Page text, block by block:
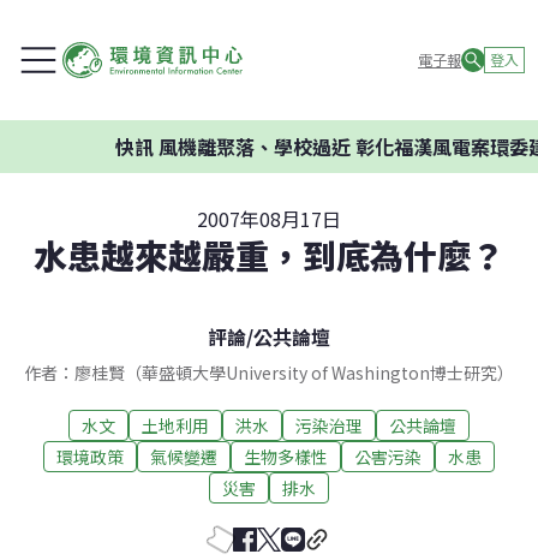
電子報 登入
風機離聚落、學校過近 彰化福漢風電案環委建議
2007年08月17日
水患越來越嚴重，到底為什麼？
評論/公共論壇
作者：廖桂賢（華盛頓大學University of Washington博士研究）
水文 土地利用 洪水 污染治理
公共論壇
環境政策
氣候變遷 生物多樣性 公害污染
水患
災害
排水